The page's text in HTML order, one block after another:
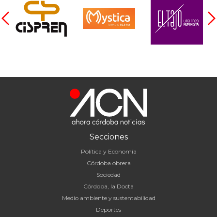
Secciones
Política y Economía
Córdoba obrera
Sociedad
Córdoba, la Docta
Medio ambiente y sustentabilidad
Deportes